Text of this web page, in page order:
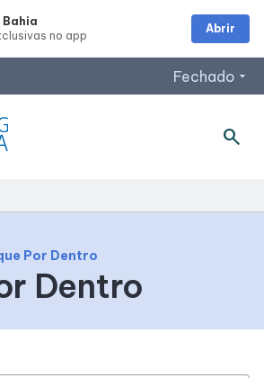
Fechado arrow_drop_down
todos os horários
search
Por Dentro
Dentro
Bahia
Abrir